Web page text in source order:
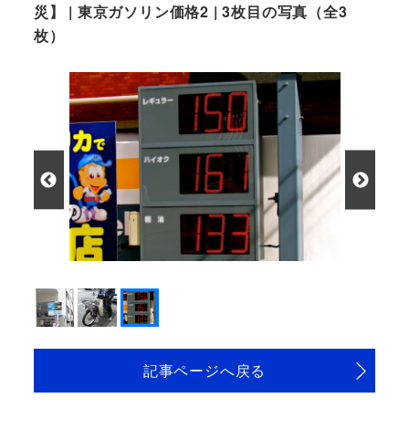
災】 | 東京ガソリン価格2 | 3枚目の写真（全3
枚）
記事ページへ戻る